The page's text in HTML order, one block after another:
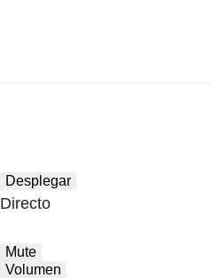
Desplegar
Directo
Mute
Volumen